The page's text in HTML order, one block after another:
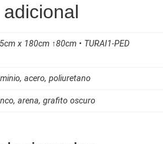
x 180cm ↑80cm • TURAI1-PED
acero, poliuretano
arena, grafito oscuro